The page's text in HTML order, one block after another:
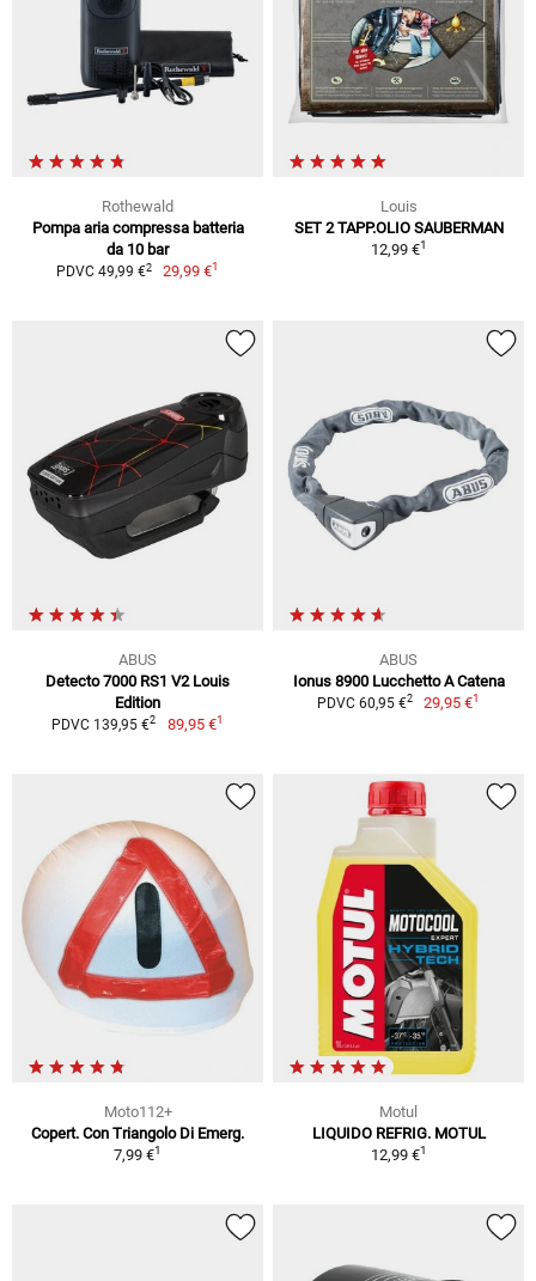
Rothewald
Pompa aria compressa batteria
da 10 bar
PDVC 49,99 €2 29,99 €1
Louis
SET 2 TAPP.OLIO SAUBERMAN
12,99 €1
ABUS
Detecto 7000 RS1 V2 Louis
Edition
PDVC 139,95 €2 89,95 €1
ABUS
Ionus 8900 Lucchetto A Catena
PDVC 60,95 €2 29,95 €1
Moto112+
Copert. Con Triangolo Di Emerg.
7,99 €1
Motul
LIQUIDO REFRIG. MOTUL
12,99 €1